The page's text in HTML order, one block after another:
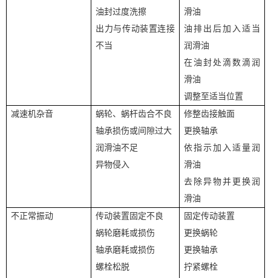
油封过度洗擦
出力与传动装置连接
不当
滑油
油排出后加入适当
润滑油
在油封处滴数滴润
滑油
调整至适当位置
减速机杂音
蜗轮、 蜗杆齿合不良
轴承损伤或间隙过大
润滑油不足
异物侵入
修整齿接触面
更换轴承
依指示加入适量润
滑油
去除异物并更换润
滑油
不正常振动
传动装置固定不良
蜗轮磨耗或损伤
轴承磨耗或损伤
螺栓松脱
固定传动装置
更换蜗轮
更换轴承
拧紧螺栓